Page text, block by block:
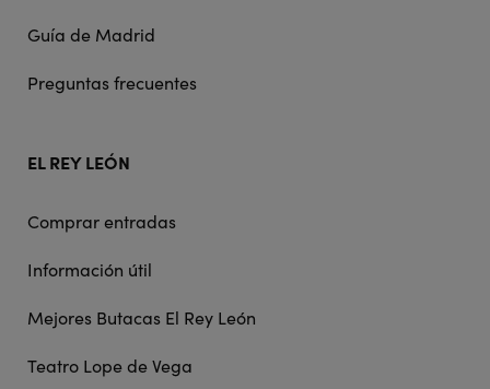
Guía de Madrid
Preguntas frecuentes
EL REY LEÓN
Comprar entradas
Información útil
Mejores Butacas El Rey León
Teatro Lope de Vega